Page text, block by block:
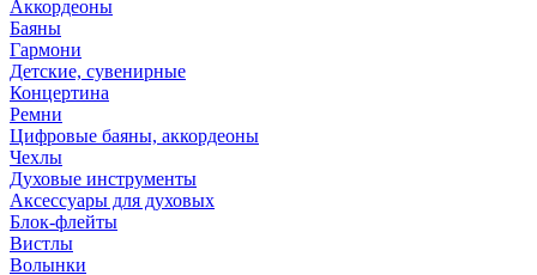
Аккордеоны
Баяны
Гармони
Детские, сувенирные
Концертина
Ремни
Цифровые баяны, аккордеоны
Чехлы
Духовые инструменты
Аксессуары для духовых
Блок-флейты
Вистлы
Волынки